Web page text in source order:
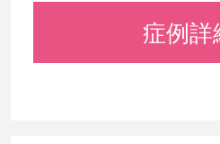
症例詳